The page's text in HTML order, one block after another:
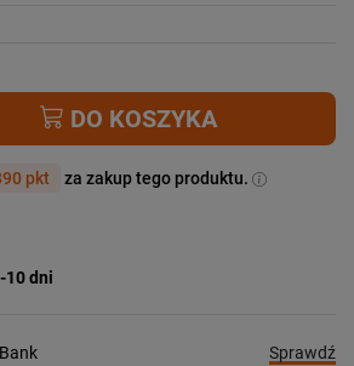
DO KOSZYKA
pkt za zakup tego produktu.
10 dni
Sprawdź